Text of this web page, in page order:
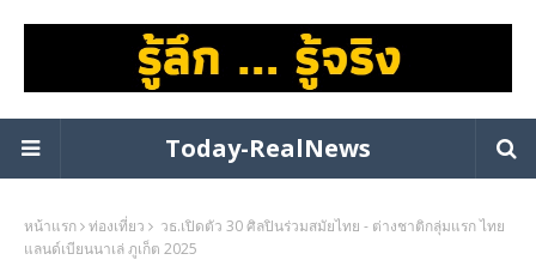
Today-RealNews
หน้าแรก ท่องเที่ยว
วธ.เปิดตัว 30 ศิลปินร่วมสมัยไทย - ต่างชาติกลุ่มแรก ไทย
แลนด์เบียนนาเล่ ภูเก็ต 2025